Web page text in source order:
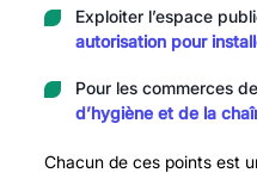
Exploiter l’espace
autorisation pour
Pour les commerces
d’hygiène et de la
Chacun de ces points est